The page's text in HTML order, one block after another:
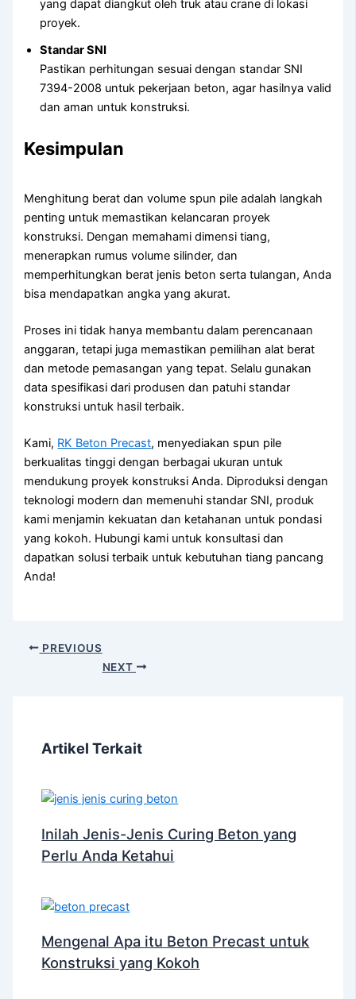
yang dapat diangkut oleh truk atau crane di lokasi
proyek.
Standar SNI
Pastikan perhitungan sesuai dengan standar SNI
7394-2008 untuk pekerjaan beton, agar hasilnya valid
dan aman untuk konstruksi.
Kesimpulan
Menghitung berat dan volume spun pile adalah langkah
penting untuk memastikan kelancaran proyek
konstruksi. Dengan memahami dimensi tiang,
menerapkan rumus volume silinder, dan
memperhitungkan berat jenis beton serta tulangan, Anda
bisa mendapatkan angka yang akurat.
Proses ini tidak hanya membantu dalam perencanaan
anggaran, tetapi juga memastikan pemilihan alat berat
dan metode pemasangan yang tepat. Selalu gunakan
data spesifikasi dari produsen dan patuhi standar
konstruksi untuk hasil terbaik.
Kami, RK Beton Precast, menyediakan spun pile
berkualitas tinggi dengan berbagai ukuran untuk
mendukung proyek konstruksi Anda. Diproduksi dengan
teknologi modern dan memenuhi standar SNI, produk
kami menjamin kekuatan dan ketahanan untuk pondasi
yang kokoh. Hubungi kami untuk konsultasi dan
dapatkan solusi terbaik untuk kebutuhan tiang pancang
Anda!
PREVIOUS
NEXT
Artikel Terkait
Inilah Jenis-Jenis Curing Beton yang
Perlu Anda Ketahui
Mengenal Apa itu Beton Precast untuk
Konstruksi yang Kokoh